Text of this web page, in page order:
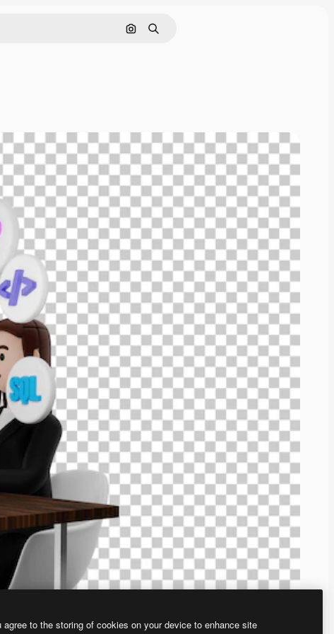
Поиск по изображению
Поиск
agree to the storing of cookies on your device to enhance site